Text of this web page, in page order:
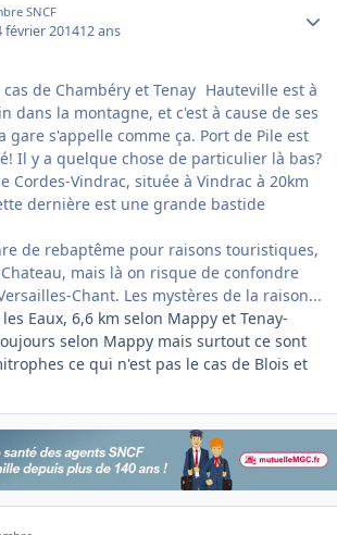
SNCF
février 201412 ans
de Chambéry et Tenay Hauteville est à
dans la montagne, et c'est à cause de ses
gare s'appelle comme ça. Port de Pile est
Il y a quelque chose de particulier là bas?
Cordes-Vindrac, située à Vindrac à 20km
dernière est une grande bastide
de rebaptême pour raisons touristiques,
mais là on risque de confondre
Chant. Les mystères de la raison...
Eaux, 6,6 km selon Mappy et Tenay-
selon Mappy mais surtout ce sont
ce qui n'est pas le cas de Blois et